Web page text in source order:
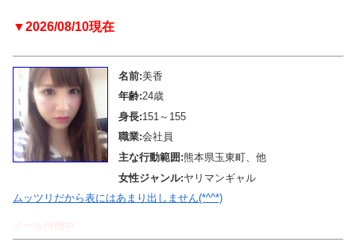
▼2026/08/10現在
名前:美香
年齢:24歳
身長:151～155
職業:会社員
主な行動範囲:熊本県玉東町、他
女性ジャンル:ヤリマンギャル
ムッツリだから表にはあまり出しません(*^^*)
メール待機中